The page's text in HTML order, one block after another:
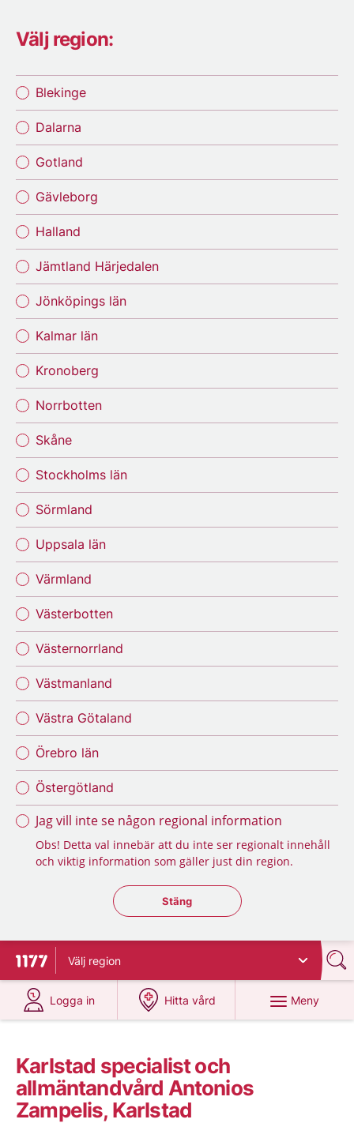
Välj region:
Blekinge
Dalarna
Gotland
Gävleborg
Halland
Jämtland Härjedalen
Jönköpings län
Kalmar län
Kronoberg
Norrbotten
Skåne
Stockholms län
Sörmland
Uppsala län
Värmland
Västerbotten
Västernorrland
Västmanland
Västra Götaland
Örebro län
Östergötland
Jag vill inte se någon regional information
Obs! Detta val innebär att du inte ser regionalt innehåll
och viktig information som gäller just din region.
Stäng regionsväljaren
Stäng
Till startsidan för 1177
Välj region
Logga in
på 1177.se
Hitta vård
på 1177.se
Meny
Karlstad specialist och
allmäntandvård Antonios
Zampelis, Karlstad